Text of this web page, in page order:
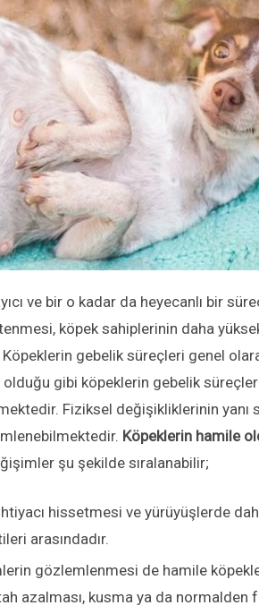
ve bir o kadar da heyecanlı bir
köpek sahiplerinin daha
gebelik süreçleri genel
gibi köpeklerin gebelik
Fiziksel değişikliklerinin yanı
Köpeklerin hamile
şu şekilde sıralanabilir;
hissetmesi ve yürüyüşlerde
arasındadır.
gözlemlenmesi de hamile
azalması, kusma ya da normalden